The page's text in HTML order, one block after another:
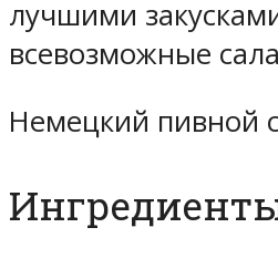
лучшими
всевозможные
Немецкий пивной